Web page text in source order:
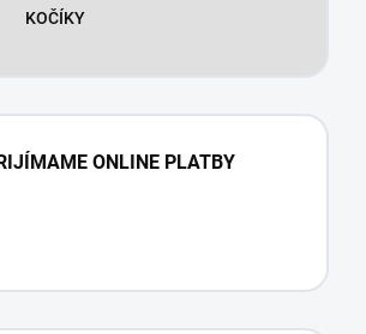
KOČÍKY
ONLINE PLATBY